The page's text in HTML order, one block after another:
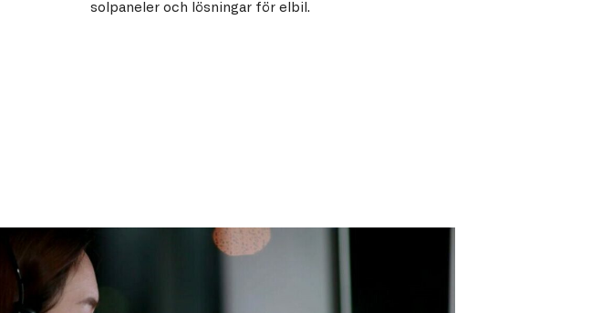
solpaneler och lösningar för elbil.